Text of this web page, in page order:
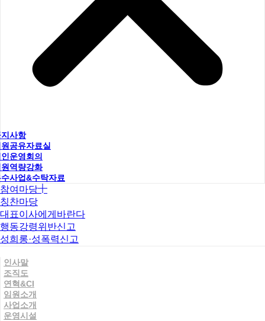
사항
공유자료실
운영회의
역량강화
사업&수탁자료
참여마당
칭찬마당
대표이사에게바란다
행동강령위반신고
성희롱·성폭력신고
인사말
조직도
연혁&CI
임원소개
사업소개
운영시설